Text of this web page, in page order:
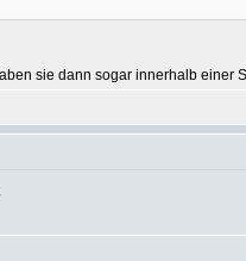
sie dann sogar innerhalb einer